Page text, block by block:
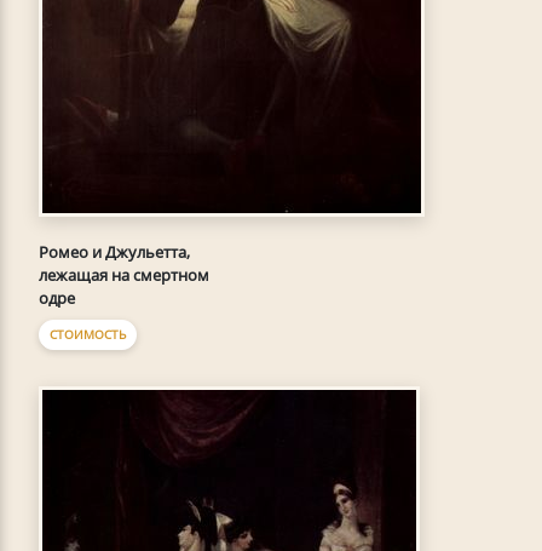
Ромео и Джульетта,
лежащая на смертном
одре
СТОИМОСТЬ